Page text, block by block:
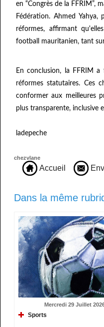
en “Congrès de la FFRIM”,
Fédération. Ahmed
réformes, affirmant
football mauritanien, tant
En conclusion, la FFRIM
réformes statutaires. Ces
conformer aux meilleures
plus transparente, inclusive
ladepeche
chezvlane
Accueil
Dans la même
Mercredi 29 Juillet
Sports